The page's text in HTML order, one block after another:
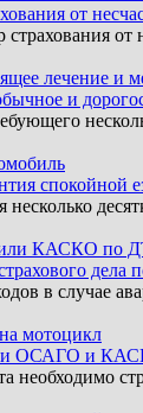
от
страхования от
и
спокойной
дела
в случае
ОСАГО и
необходимо